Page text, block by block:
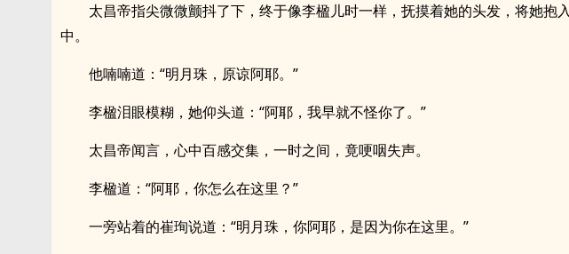
太昌帝指尖微微颤抖了下，终于像李楹儿时一样，抚摸着她的头发，将她抱
中。
他喃喃道：“明月珠，原谅阿耶。”
李楹泪眼模糊，她仰头道：“阿耶，我早就不怪你了。”
太昌帝闻言，心中百感交集，一时之间，竟哽咽失声。
李楹道：“阿耶，你怎么在这里？”
一旁站着的崔珣说道：“明月珠，你阿耶，是因为你在这里。”